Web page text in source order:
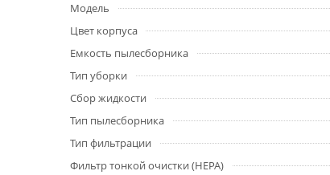
Модель
Цвет корпуса
Емкость пылесборника
Тип уборки
Сбор жидкости
Тип пылесборника
Тип фильтрации
Фильтр тонкой очистки (HEPA)